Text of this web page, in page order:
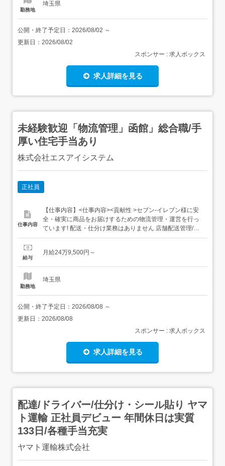
勤務地
埼玉県
公開・終了予定日： 2026/08/02 ～
更新日： 2026/08/02
スポンサー : 求人ボックス
求人詳細を見る
未経験歓迎「物流管理」函館」総合職/手
厚い住宅手当あり
株式会社エスアイシステム
正社員
仕事内容
【仕事内容】<仕事内容><貢献性 >セブン‐イレブン様に安
全・確実に商品をお届けするための物流管理・運営を行っ
ています! 配送・仕分け業務はありません 店舗配送管理/改
善 店舗様へ安全・確実に商品をお届けするための運行状況
けた改善・仕組み構築 品質管理 商品カテゴリごとの適正な
給与
月給24万9,500円～
勤務地
埼玉県
公開・終了予定日： 2026/08/08 ～
更新日： 2026/08/08
スポンサー : 求人ボックス
求人詳細を見る
配達/ドライバー/仕分け・シール貼り ヤマ
ト運輸 正社員デビュー 年間休日は実質
133日/各種手当充実
ヤマト運輸株式会社